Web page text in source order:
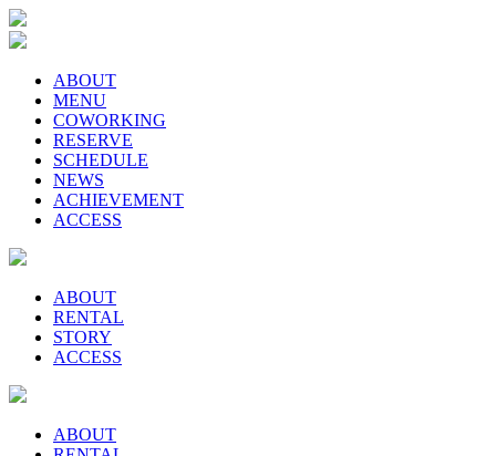
ABOUT
MENU
COWORKING
RESERVE
SCHEDULE
NEWS
ACHIEVEMENT
ACCESS
ABOUT
RENTAL
STORY
ACCESS
ABOUT